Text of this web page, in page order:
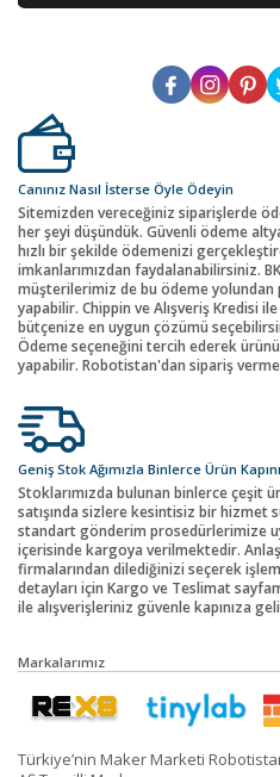
Canınız Nasıl İsterse Öyle Ödeyin
Sitemizden vereceğiniz siparişlerde
her şeyi düşündük. Güvenli ödeme
hızlı bir şekilde ödemenizi
imkanlarımızdan faydalanabilirsiniz.
müşterilerimiz de bu ödeme
yapabilir. Chippin ve Alışveriş Kredisi
bütçenize en uygun çözümü
Ödeme seçeneğini tercih ederek
yapabilir. Robotistan'dan sipariş
Geniş Stok Ağımızla Binlerce Ürün
Stoklarımızda bulunan binlerce çeşit
satışında sizlere kesintisiz bir hizmet
standart gönderim prosedürlerimize
içerisinde kargoya verilmektedir.
firmalarından dilediğinizi seçerek
detayları için Kargo ve Teslimat
ile alışverişleriniz güvenle kapınıza
Markalarımız
Türkiye’nin Maker Marketi